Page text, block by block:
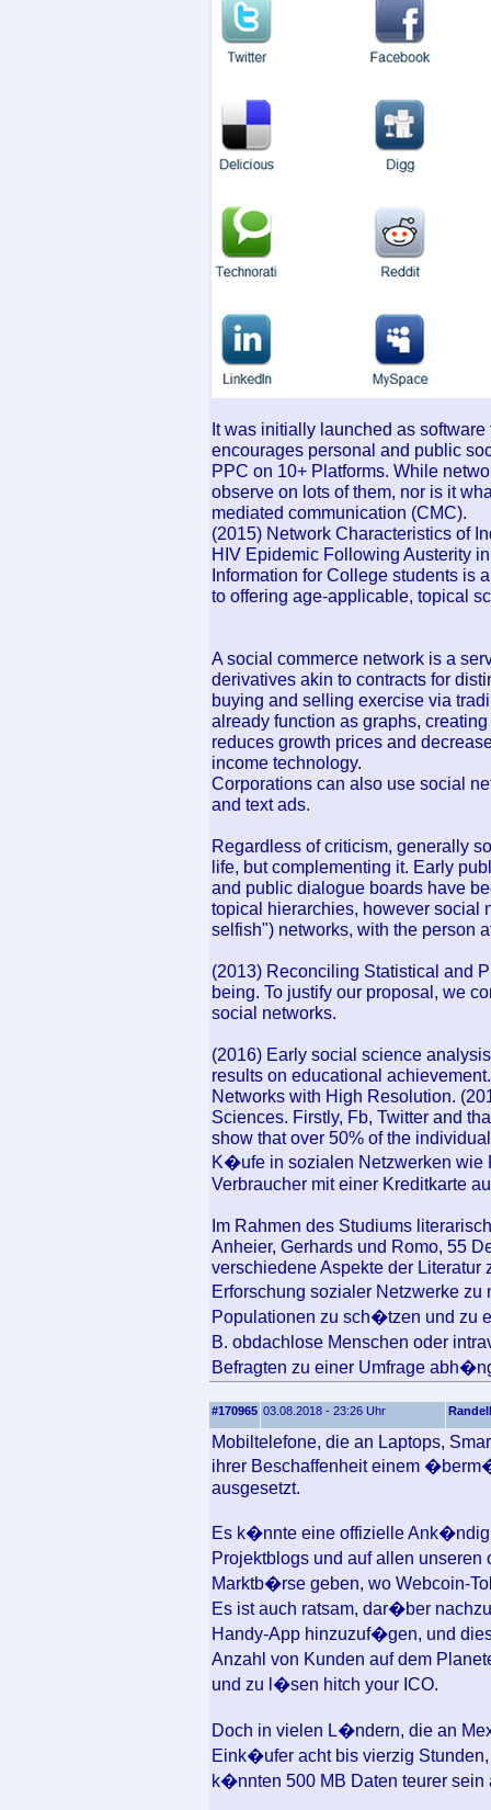
It was initially launched as
encourages personal and public
PPC on 10+ Platforms. While
observe on lots of them, nor is it
mediated communication (CMC).
(2015) Network Characteristics of
HIV Epidemic Following Austerity
Information for College students is
to offering age-applicable, topical
A social commerce network is a
derivatives akin to contracts for
buying and selling exercise via
already function as graphs,
reduces growth prices and
income technology.
Corporations can also use social
and text ads.
Regardless of criticism, generally
life, but complementing it. Early
and public dialogue boards have
topical hierarchies, however social
selfish") networks, with the person
(2013) Reconciling Statistical and
being. To justify our proposal, we
social networks.
(2016) Early social science
results on educational
Networks with High Resolution.
Sciences. Firstly, Fb, Twitter and
show that over 50% of the
K�ufe in sozialen Netzwerken wie
Verbraucher mit einer Kreditkarte
Im Rahmen des Studiums
Anheier, Gerhards und Romo, 55
verschiedene Aspekte der Literatur
Erforschung sozialer Netzwerke
Populationen zu sch�tzen und zu
B. obdachlose Menschen oder
Befragten zu einer Umfrage
#170965 03.08.2018 - 23:26 Uhr Randell
Mobiltelefone, die an Laptops,
ihrer Beschaffenheit einem
ausgesetzt.
Es k�nnte eine offizielle
Projektblogs und auf allen
Marktb�rse geben, wo Webcoin-
Es ist auch ratsam, dar�ber
Handy-App hinzuzuf�gen, und
Anzahl von Kunden auf dem
und zu l�sen hitch your ICO.
Doch in vielen L�ndern, die an
Eink�ufer acht bis vierzig
k�nnten 500 MB Daten teurer